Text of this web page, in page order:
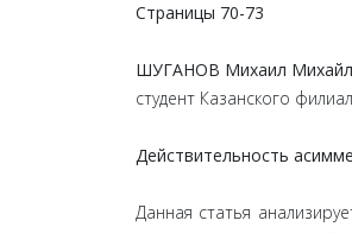
Страницы 70-73
ШУГАНОВ Михаил
студент Казанского
Действительность
Данная статья